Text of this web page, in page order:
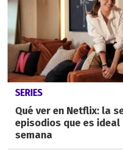
SERIES
Qué ver en Netflix: la
episodios que es
semana